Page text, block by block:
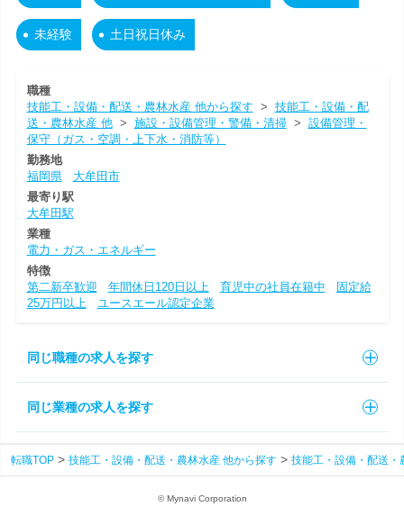
未経験 土日祝日休み
職種
技能工・設備・配送・農林水産 他から探す > 技能工・設備・配
送・農林水産 他> 施設・設備管理・警備・清掃> 設備管理・
保守（ガス・空調・上下水・消防等）
勤務地
福岡県
大牟田市
最寄り駅
大牟田駅
業種
電力・ガス・エネルギー
特徴
第二新卒歓迎
年間休日120日以上 育児中の社員在籍中
固定給
25万円以上
ユースエール認定企業
同じ職種の求人を探す
同じ業種の求人を探す
転職TOP 技能工・設備・配送・農林水産 他から探す 技能工・設備・配送・
© Mynavi Corporation